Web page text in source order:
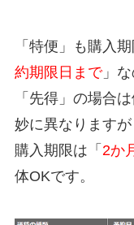
「特便」も購入期
約期限日まで」な
「先得」の場合
妙に異なりますが
購入期限は「 2か
体OKです。